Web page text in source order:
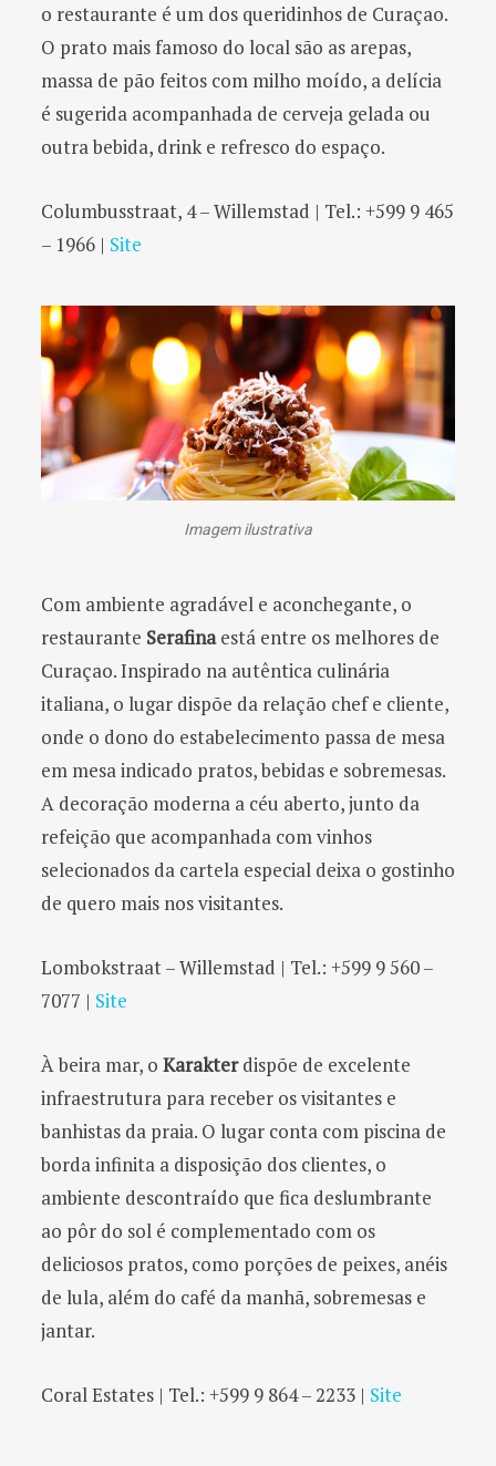
o restaurante é um dos queridinhos de Curaçao.
O prato mais famoso do local são as arepas,
massa de pão feitos com milho moído, a delícia
é sugerida acompanhada de cerveja gelada ou
outra bebida, drink e refresco do espaço.
Columbusstraat, 4 – Willemstad | Tel.: +599 9 465
– 1966 | Site
Imagem ilustrativa
Com ambiente agradável e aconchegante, o
restaurante Serafinaestá entre os melhores de
Curaçao. Inspirado na autêntica culinária
italiana, o lugar dispõe da relação chef e cliente,
onde o dono do estabelecimento passa de mesa
em mesa indicado pratos, bebidas e sobremesas.
A decoração moderna a céu aberto, junto da
refeição que acompanhada com vinhos
selecionados da cartela especial deixa o gostinho
de quero mais nos visitantes.
Lombokstraat – Willemstad | Tel.: +599 9 560 –
7077 | Site
À beira mar, o Karakterdispõe de excelente
infraestrutura para receber os visitantes e
banhistas da praia. O lugar conta com piscina de
borda infinita a disposição dos clientes, o
ambiente descontraído que fica deslumbrante
ao pôr do sol é complementado com os
deliciosos pratos, como porções de peixes, anéis
de lula, além do café da manhã, sobremesas e
jantar.
Coral Estates | Tel.: +599 9 864 – 2233 | Site